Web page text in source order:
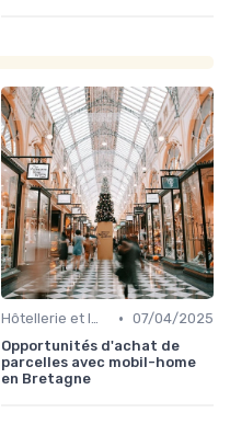
Hôtellerie et Immobilier de Loisirs • 07/04/2025
Opportunités d'achat de
parcelles avec mobil-home
en Bretagne